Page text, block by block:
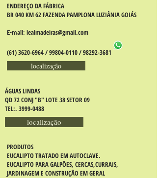
ENDEREÇO DA FÁBRICA
BR 040 KM 62 FAZENDA PAMPLONALUZIÂNIAGOIÁS
E-mail: lealmadeiras@gmail.com
(61) 3620-6964/99804-0110/98292-3681
localização
ÁGUAS LINDAS
QD 72 CONJ "B" LOTE 38 SETOR 09
TEL:. 3999-0488
localização
PRODUTOS
EUCALIPTO TRATADO EM AUTOCLAVE.
EUCALIPTO PARA GALPÕES, CERCAS,CURRAIS,
JARDINAGEM E CONSTRUÇÃO EM GERAL